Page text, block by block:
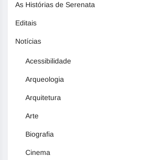
As Histórias de Serenata
Editais
Notícias
Acessibilidade
Arqueologia
Arquitetura
Arte
Biografia
Cinema